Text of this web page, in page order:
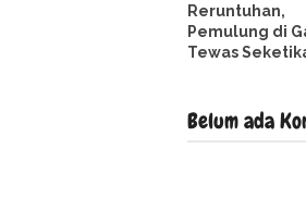
Reruntuhan,
Pemulung di
Tewas
Belum ada